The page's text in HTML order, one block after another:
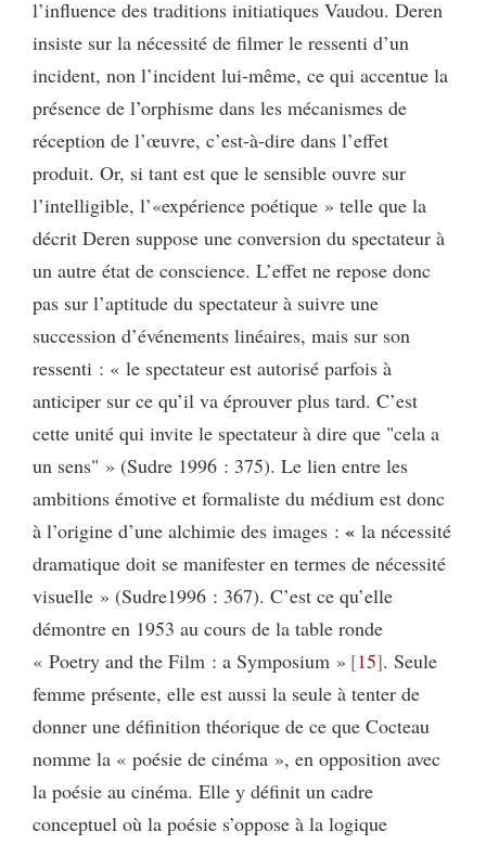
l’influence des traditions initiatiques Vaudou. Deren
insiste sur la nécessité de filmer le ressenti d’un
incident, non l’incident lui-même, ce qui accentue la
présence de l’orphisme dans les mécanismes de
réception de l’œuvre, c’est-à-dire dans l’effet
produit. Or, si tant est que le sensible ouvre sur
l’intelligible, l’«expérience poétique » telle que la
décrit Deren suppose une conversion du spectateur à
un autre état de conscience. L’effet ne repose donc
pas sur l’aptitude du spectateur à suivre une
succession d’événements linéaires, mais sur son
ressenti : « le spectateur est autorisé parfois à
anticiper sur ce qu’il va éprouver plus tard. C’est
cette unité qui invite le spectateur à dire que "cela a
un sens" » (Sudre 1996 : 375). Le lien entre les
ambitions émotive et formaliste du médium est donc
à l’origine d’une alchimie des images : « la nécessité
dramatique doit se manifester en termes de nécessité
visuelle » (Sudre1996 : 367). C’est ce qu’elle
démontre en 1953 au cours de la table ronde
« Poetry and the Film : a Symposium » 15 . Seule
femme présente, elle est aussi la seule à tenter de
donner une définition théorique de ce que Cocteau
nomme la « poésie de cinéma », en opposition avec
la poésie au cinéma. Elle y définit un cadre
conceptuel où la poésie s’oppose à la logique